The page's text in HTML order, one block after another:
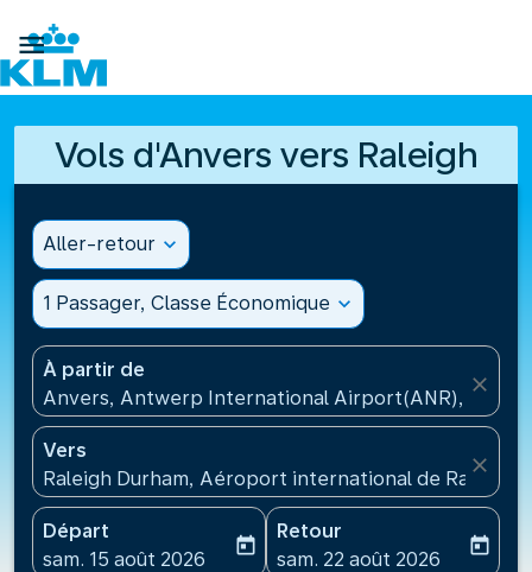

Vols d'Anvers vers Raleigh
Aller-retour expand_more
1 Passager, Classe Économique expand_more
À partir de
Anvers, Antwerp International Airport(ANR),
close
Vers
Raleigh Durham, Aéroport international de Raleigh-
close
Départ
fc-booking-departure-date-aria-label
sam. 15 août 2026
today
Retour
fc-booking-return-date-
sam. 22 août 2026
today